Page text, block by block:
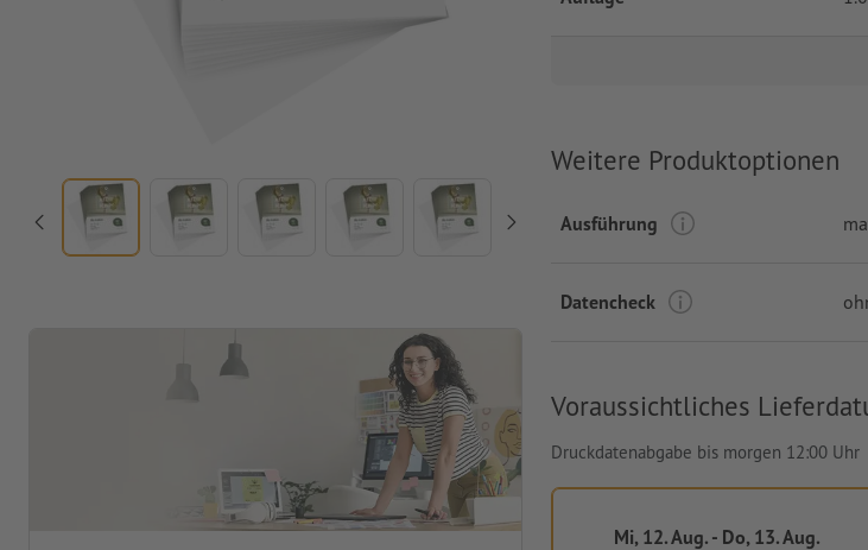
Weitere Produktoptionen
Ausführung
Datencheck
Voraussichtliches
Druckdatenabgabe bis morgen 12:00 Uhr
Mi, 12. Aug. - Do, 13. Aug.